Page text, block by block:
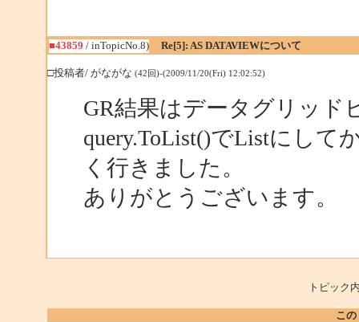
■43859 / inTopicNo.8) Re[5]: AS DATAVIEWについて
□投稿者/ がながな (42回)-(2009/11/20(Fri) 12:02:52)
GR結果はデータグリッド
query.ToList()でListにして
く行きました。
ありがとうございます。
トピッ
こ